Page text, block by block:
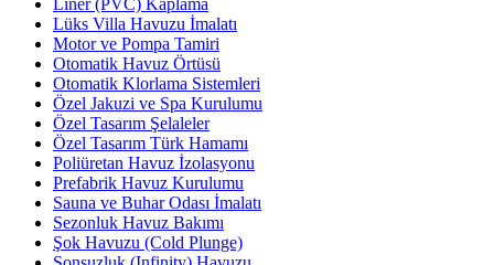
Liner (PVC) Kaplama
Lüks Villa Havuzu İmalatı
Motor ve Pompa Tamiri
Otomatik Havuz Örtüsü
Otomatik Klorlama Sistemleri
Özel Jakuzi ve Spa Kurulumu
Özel Tasarım Şelaleler
Özel Tasarım Türk Hamamı
Poliüretan Havuz İzolasyonu
Prefabrik Havuz Kurulumu
Sauna ve Buhar Odası İmalatı
Sezonluk Havuz Bakımı
Şok Havuzu (Cold Plunge)